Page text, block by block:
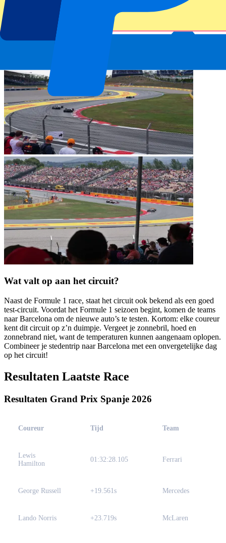
weinig rechte stukken en veel bochten. Er worden 66 ronden
gereden waar de de coureurs 4,657 km per ronde afleggen. ​​Verder
zijn er 2 DRS zones te vinden op de baan, zoals bij de meeste
Wat valt op aan het circuit?
Naast de Formule 1 race, staat het circuit ook bekend als een goed
test-circuit. Voordat het Formule 1 seizoen begint, komen de teams
naar Barcelona om de nieuwe auto’s te testen. Kortom: elke coureur
kent dit circuit op z’n duimpje. Vergeet je zonnebril, hoed en
zonnebrand niet, want de temperaturen kunnen aangenaam oplopen.
Combineer je stedentrip naar Barcelona met een onvergetelijke dag
op het circuit!
Resultaten Laatste Race
Resultaten Grand Prix Spanje 2026
Coureur Tijd Team
Lewis
Hamilton
01:32:28.105 Ferrari
George Russell +19.561s Mercedes
Lando Norris +23.719s McLaren